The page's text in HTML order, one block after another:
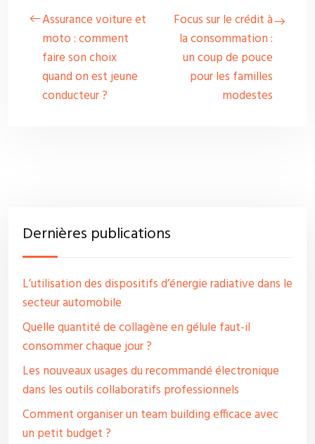
Assurance voiture et
moto : comment
faire son choix
quand on est jeune
conducteur ?
Focus sur le crédit à
la consommation :
un coup de pouce
pour les familles
modestes
Dernières publications
L’utilisation des dispositifs d’énergie radiative dans le
secteur automobile
Quelle quantité de collagène en gélule faut-il
consommer chaque jour ?
Les nouveaux usages du recommandé électronique
dans les outils collaboratifs professionnels
Comment organiser un team building efficace avec
un petit budget ?